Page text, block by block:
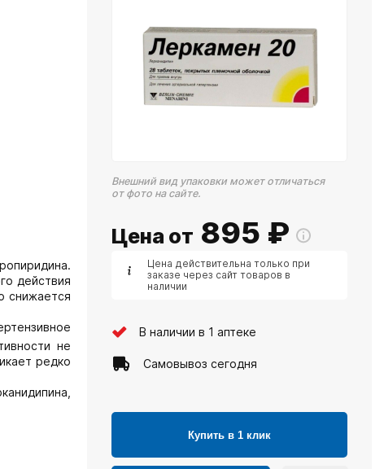
действия
снижается
не
редко
Внешний вид упаковки может отличаться
от фото на сайте.
Цена от 895 ₽
Цена действительна только при
заказе через сайт товаров в
наличии
В наличии в 1 аптеке
Самовывоз сегодня
Купить в 1 клик